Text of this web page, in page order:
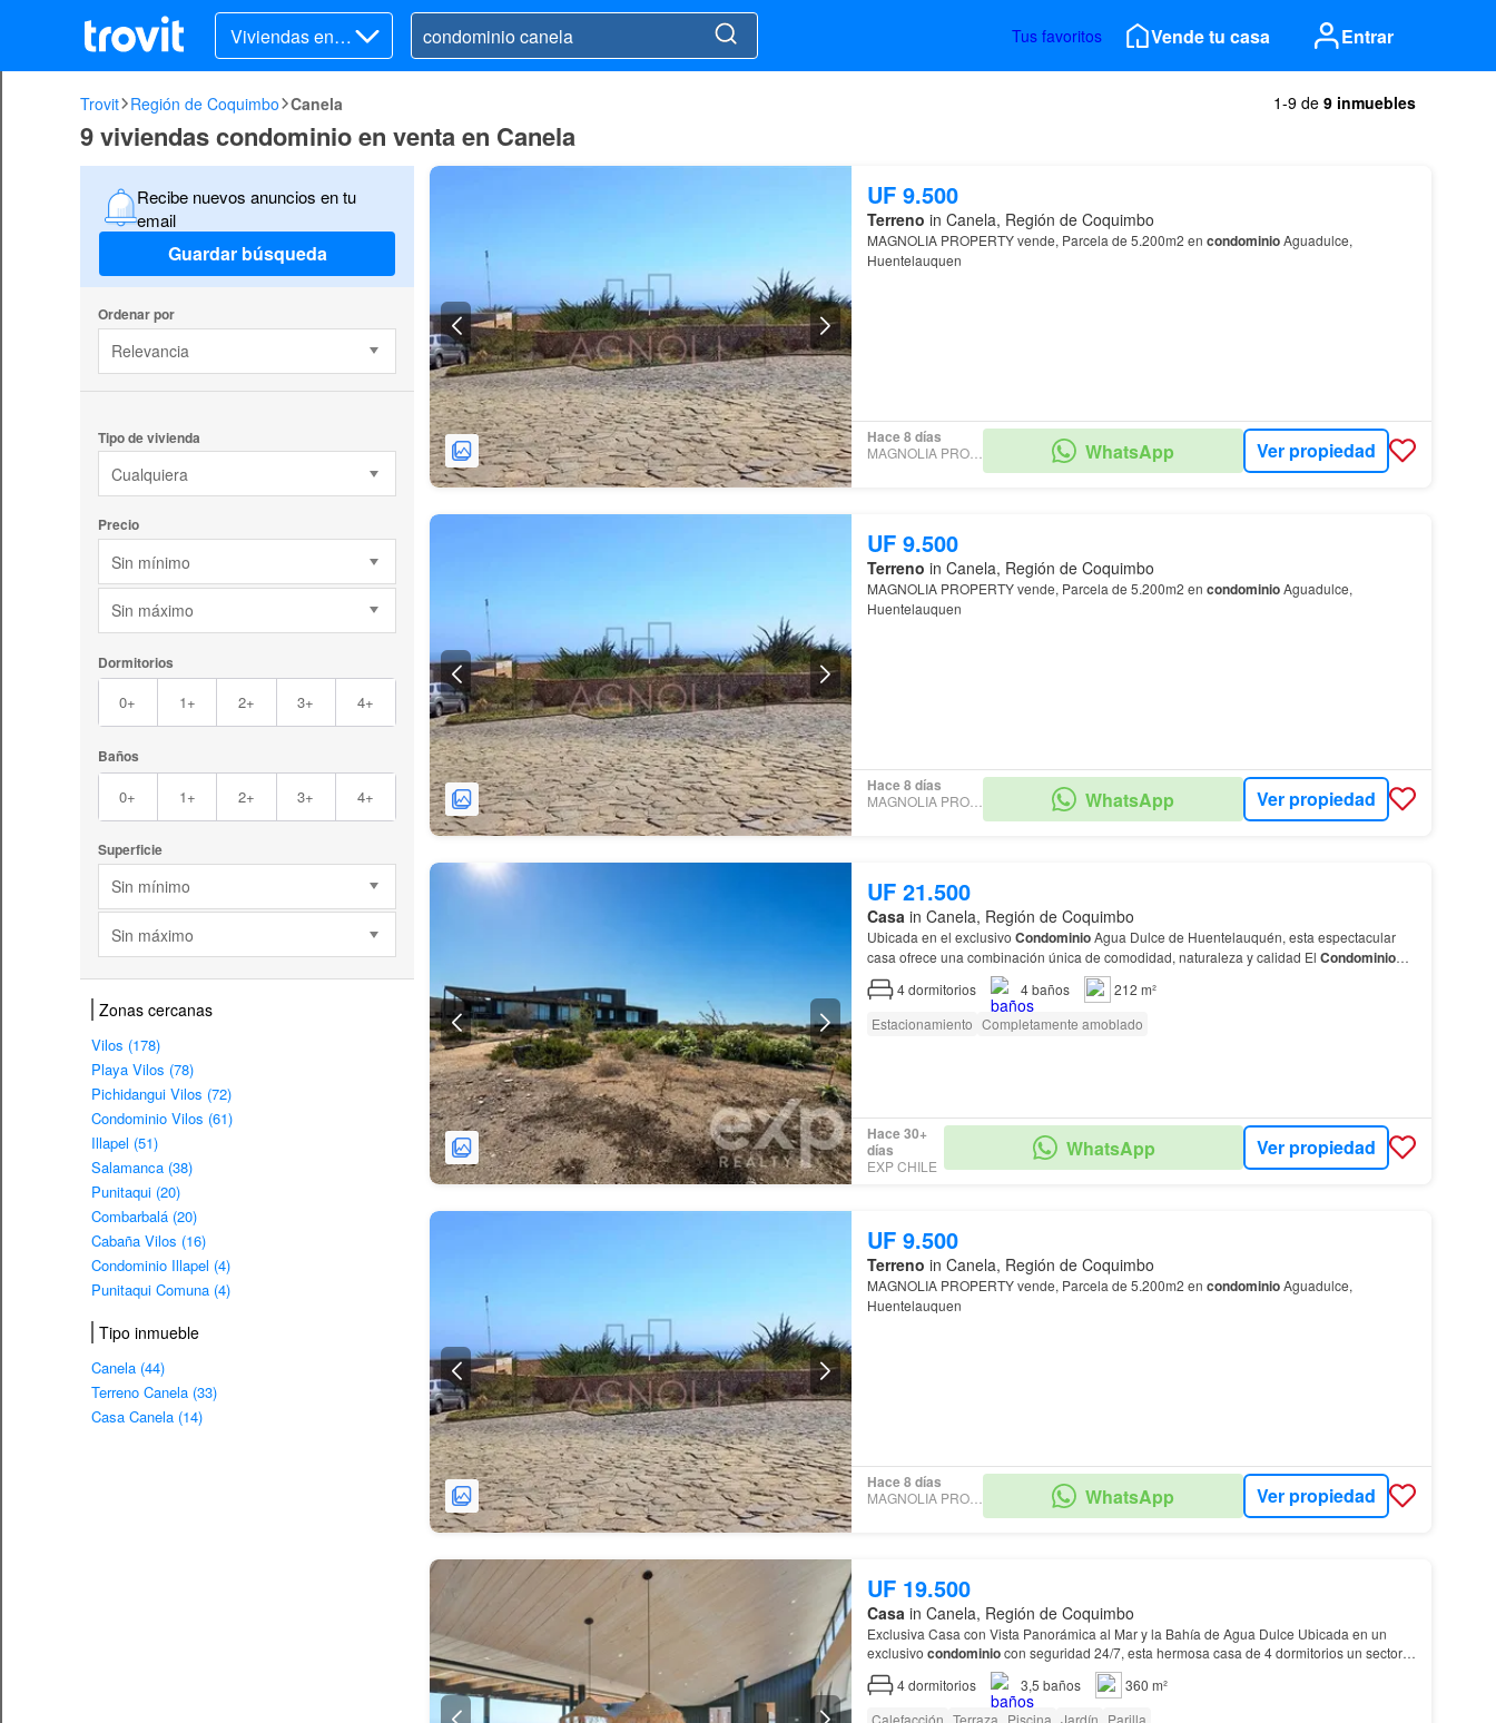
Viviendas en v
enta
Tus favoritos Vende tu casa Entrar
Trovit Región de Coquimbo Canela 1-9 de 9 inmuebles
9 viviendas condominio en venta en Canela
Recibe nuevos anuncios en tu
email
Guardar búsqueda
Ordenar por
Relevancia
Tipo de vivienda
Cualquiera
Precio
Sin mínimo
Sin máximo
Dormitorios
0+ 1+ 2+ 3+ 4+
Baños
0+ 1+ 2+ 3+ 4+
Superficie
Sin mínimo
Sin máximo
Zonas cercanas
Vilos (178)
Playa Vilos (78)
Pichidangui Vilos (72)
Condominio Vilos (61)
Illapel (51)
Salamanca (38)
Punitaqui (20)
Combarbalá (20)
Cabaña Vilos (16)
Condominio Illapel (4)
Punitaqui Comuna (4)
Tipo inmueble
Canela (44)
Terreno Canela (33)
Casa Canela (14)
UF 9.500
Terreno in Canela, Región de Coquimbo
MAGNOLIA PROPERTY vende, Parcela de 5.200m2 en condominioAguadulce,
Huentelauquen
Hace 8 días
MAGNOLIA PROPERTY WhatsApp Ver propiedad
UF 9.500
Terreno in Canela, Región de Coquimbo
MAGNOLIA PROPERTY vende, Parcela de 5.200m2 en condominioAguadulce,
Huentelauquen
Hace 8 días
MAGNOLIA PROPERTY WhatsApp Ver propiedad
UF 21.500
Casa in Canela, Región de Coquimbo
Ubicada en el exclusivo CondominioAgua Dulce de Huentelauquén, esta espectacular
casa ofrece una combinación única de comodidad, naturaleza y calidad El Condominio
Agua Dulce destaca por su excelente infraestructura y altos…
4dormitorios 4baños
212 m²
Estacionamiento Completamente amoblado
Hace 30+
días
EXP CHILE
WhatsApp Ver propiedad
UF 9.500
Terreno in Canela, Región de Coquimbo
MAGNOLIA PROPERTY vende, Parcela de 5.200m2 en condominioAguadulce,
Huentelauquen
Hace 8 días
MAGNOLIA PROPERTY WhatsApp Ver propiedad
UF 19.500
Casa in Canela, Región de Coquimbo
Exclusiva Casa con Vista Panorámica al Mar y la Bahía de Agua Dulce Ubicada en un
exclusivo condominiocon seguridad 24/7, esta hermosa casa de 4 dormitorios un sector
de gran privacidad , piscina temperada ✅ 2 duchas exteri…
4dormitorios 3,5 baños
360 m²
Calefacción Terraza Piscina Jardín Parilla